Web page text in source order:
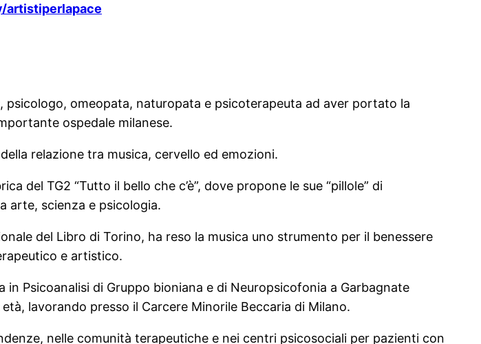
artistiperlapace
omeopata, naturopata e psicoterapeuta ad aver portato la
ospedale milanese.
relazione tra musica, cervello ed emozioni.
del TG2 “Tutto il bello che c’è”, dove propone le sue “pillole” di
arte, scienza e psicologia.
del Libro di Torino, ha reso la musica uno strumento per il benessere
e artistico.
Psicoanalisi di Gruppo bioniana e di Neuropsicofonia a Garbagnate
lavorando presso il Carcere Minorile Beccaria di Milano.
nelle comunità terapeutiche e nei centri psicosociali per pazienti con